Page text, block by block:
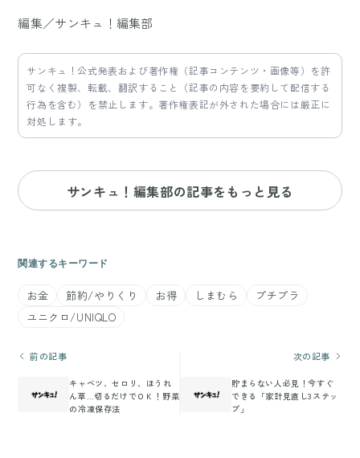
編集／サンキュ！編集部
サンキュ！公式発表および著作権（記事コンテンツ・画像等）を許
可なく複製、転載、翻訳すること（記事の内容を要約して配信する
行為を含む）を禁止します。著作権表記が外された場合には厳正に
対処します。
サンキュ！編集部の記事をもっと見る
関連するキーワード
お金 節約/やりくり お得 しまむら
プチプラ
ユニクロ/UNIQLO
前の記事
キャベツ、セロリ、ほうれ
ん草…切るだけでＯＫ！野菜
の冷凍保存法
次の記事
貯まらない人必見！今すぐ
できる「家計見直し3ステッ
プ」